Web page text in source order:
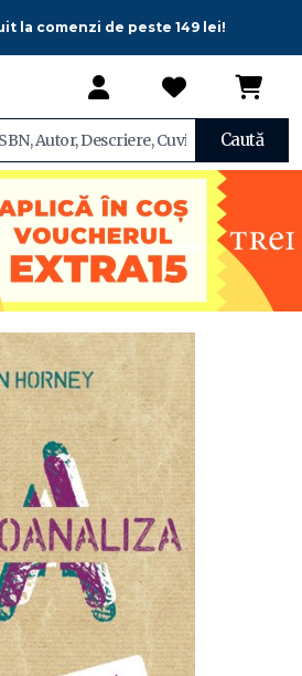
la comenzi de peste 149 lei!
Caută